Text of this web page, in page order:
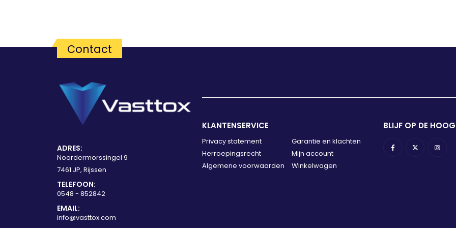
Contact
ADRES:
Noordermorssingel 9
7461 JP, Rijssen
TELEFOON:
0548 - 852842
EMAIL:
info@vasttox.com
KLANTENSERVICE
Privacy statement
Herroepingsrecht
Algemene voorwaarden
Garantie en klachten
Mijn account
Winkelwagen
BLIJF OP DE